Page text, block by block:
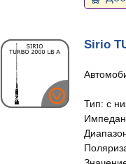
Sirio
Тип: с